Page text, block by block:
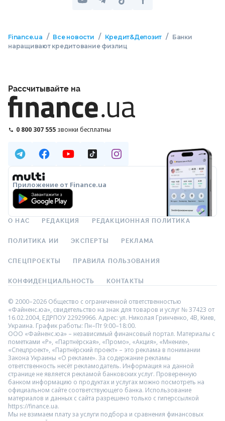
Finance.ua / Все новости / Кредит&Депозит /
Банки
наращивают кредитование физлиц
Рассчитывайте на
0 800 307 555 звонки бесплатны
Приложение от Finance.ua
О НАС РЕДАКЦИЯ РЕДАКЦИОННАЯ ПОЛИТИКА
ПОЛИТИКА ИИ ЭКСПЕРТЫ РЕКЛАМА
СПЕЦПРОЕКТЫ ПРАВИЛА ПОЛЬЗОВАНИЯ
КОНФИДЕНЦИАЛЬНОСТЬ КОНТАКТЫ
© 2000–2026 Общество с ограниченной ответственностью
«Файненс.юа», свидетельство на знак для товаров и услуг № 37423 от
16.02.2004, ЕДРПОУ 22929966. Адрес: ул. Николая Гринченко, 4В, Киев,
Украина. График работы: Пн–Пт 9:00–18:00.
ООО «Файненс.юа» – независимый финансовый портал. Материалы с
пометками «Р», «Партнёрская», «Промо», «Акция», «Мнение»,
«Спецпроект», «Партнёрский проект» – это реклама в понимании
Закона Украины «О рекламе». За содержание рекламы
ответственность несёт рекламодатель. Информация на данной
странице не является рекламой банковских услуг. Проверенную
банком информацию о продуктах и услугах можно посмотреть на
официальном сайте соответствующего банка. Использование
материалов и данных с сайта разрешено только с гиперссылкой
https://finance.ua.
Мы не взимаем плату за услуги подбора и сравнения финансовых